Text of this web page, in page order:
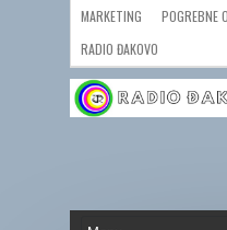
MARKETING POGREBNE
RADIO ĐAKOVO